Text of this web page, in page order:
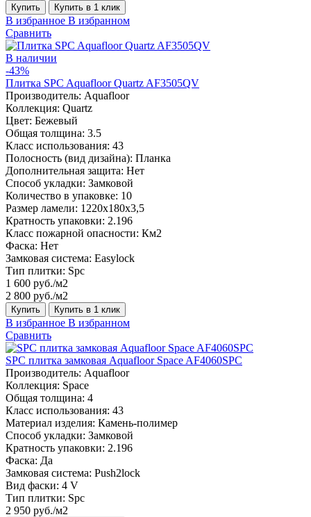
Купить Купить в 1 клик
В избранное В избранном
Сравнить
В наличии
-43%
Плитка SPC Aquafloor Quartz AF3505QV
Производитель: Aquafloor
Коллекция: Quartz
Цвет: Бежевый
Общая толщина: 3.5
Класс использования: 43
Полосность (вид дизайна): Планка
Дополнительная защита: Нет
Способ укладки: Замковой
Количество в упаковке: 10
Размер ламели: 1220х180х3,5
Кратность упаковки: 2.196
Класс пожарной опасности: Км2
Фаска: Нет
Замковая система: Easylock
Тип плитки: Spc
1 600 руб./м2
2 800 руб./м2
Купить Купить в 1 клик
В избранное В избранном
Сравнить
SPC плитка замковая Aquafloor Space AF4060SPC
Производитель: Aquafloor
Коллекция: Space
Общая толщина: 4
Класс использования: 43
Материал изделия: Камень-полимер
Способ укладки: Замковой
Кратность упаковки: 2.196
Фаска: Да
Замковая система: Push2lock
Вид фаски: 4 V
Тип плитки: Spc
2 950 руб./м2